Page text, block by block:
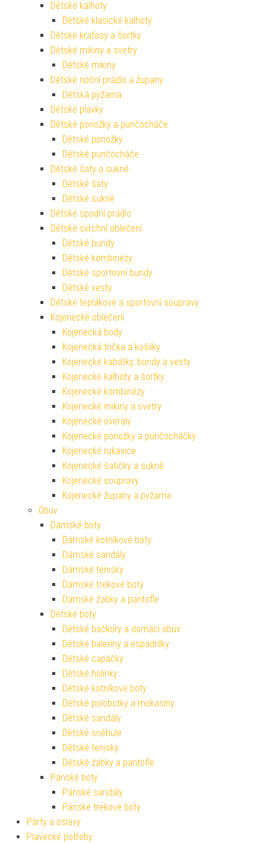
Dětské kalhoty
Dětské klasické kalhoty
Dětské kraťasy a šortky
Dětské mikiny a svetry
Dětské mikiny
Dětské noční prádlo a župany
Dětská pyžama
Dětské plavky
Dětské ponožky a punčocháče
Dětské ponožky
Dětské punčocháče
Dětské šaty a sukně
Dětské šaty
Dětské sukně
Dětské spodní prádlo
Dětské svrchní oblečení
Dětské bundy
Dětské kombinézy
Dětské sportovní bundy
Dětské vesty
Dětské teplákové a sportovní soupravy
Kojenecké oblečení
Kojenecká body
Kojenecká trička a košilky
Kojenecké kabátky, bundy a vesty
Kojenecké kalhoty a šortky
Kojenecké kombinézy
Kojenecké mikiny a svetry
Kojenecké overaly
Kojenecké ponožky a punčocháčky
Kojenecké rukavice
Kojenecké šatičky a sukně
Kojenecké soupravy
Kojenecké župany a pyžama
Obuv
Dámské boty
Dámské kotníkové boty
Dámské sandály
Dámské tenisky
Dámské trekové boty
Dámské žabky a pantofle
Dětské boty
Dětské bačkory a domácí obuv
Dětské baleríny a espadrilky
Dětské capáčky
Dětské holínky
Dětské kotníkové boty
Dětské polobotky a mokasíny
Dětské sandály
Dětské sněhule
Dětské tenisky
Dětské žabky a pantofle
Pánské boty
Pánské sandály
Pánské trekové boty
Párty a oslavy
Plavecké potřeby